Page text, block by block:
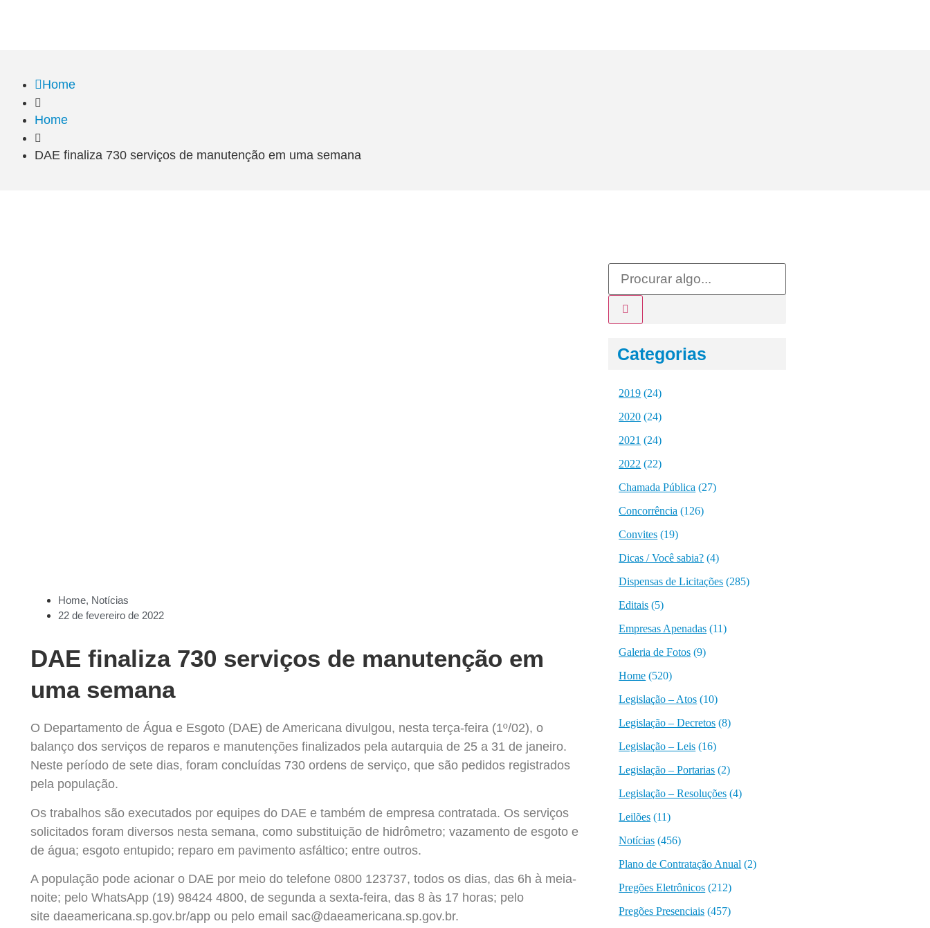
Home
Home
DAE finaliza 730 serviços de manutenção em uma semana
Home, Notícias
22 de fevereiro de 2022
DAE finaliza 730 serviços de manutenção em
uma semana
O Departamento de Água e Esgoto (DAE) de Americana divulgou, nesta terça-feira (1º/02), o
balanço dos serviços de reparos e manutenções finalizados pela autarquia de 25 a 31 de janeiro.
Neste período de sete dias, foram concluídas 730 ordens de serviço, que são pedidos registrados
pela população.
Os trabalhos são executados por equipes do DAE e também de empresa contratada. Os serviços
solicitados foram diversos nesta semana, como substituição de hidrômetro; vazamento de esgoto e
de água; esgoto entupido; reparo em pavimento asfáltico; entre outros.
A população pode acionar o DAE por meio do telefone 0800 123737, todos os dias, das 6h à meia-
noite; pelo WhatsApp (19) 98424 4800, de segunda a sexta-feira, das 8 às 17 horas; pelo
site daeamericana.sp.gov.br/app ou pelo email sac@daeamericana.sp.gov.br.
Categorias
2019 (24)
2020 (24)
2021 (24)
2022 (22)
Chamada Pública (27)
Concorrência (126)
Convites (19)
Dicas / Você sabia? (4)
Dispensas de Licitações (285)
Editais (5)
Empresas Apenadas (11)
Galeria de Fotos (9)
Home (520)
Legislação – Atos (10)
Legislação – Decretos (8)
Legislação – Leis (16)
Legislação – Portarias (2)
Legislação – Resoluções (4)
Leilões (11)
Notícias (456)
Plano de Contratação Anual (2)
Pregões Eletrônicos (212)
Pregões Presenciais (457)